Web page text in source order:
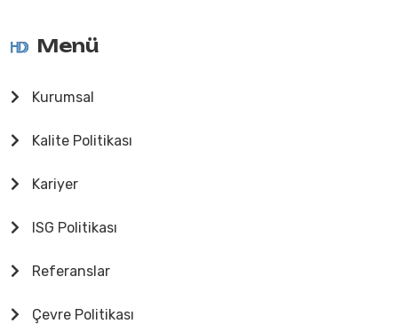
Menü
Kurumsal
Kalite Politikası
Kariyer
ISG Politikası
Referanslar
Çevre Politikası